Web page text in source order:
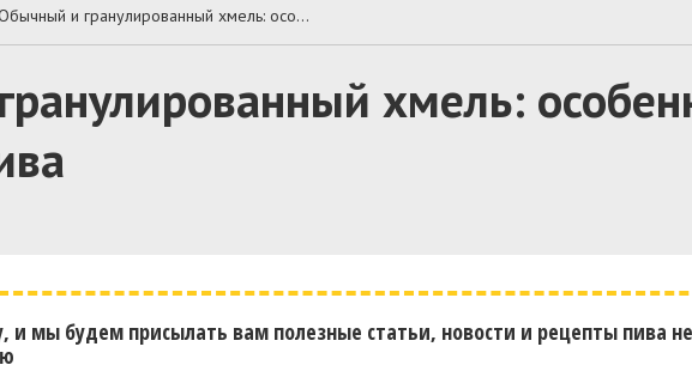
Обычный и гранулированный хмель: особенности при варке пива
хмель:
и мы будем присылать вам полезные статьи, новости и рецепты пива